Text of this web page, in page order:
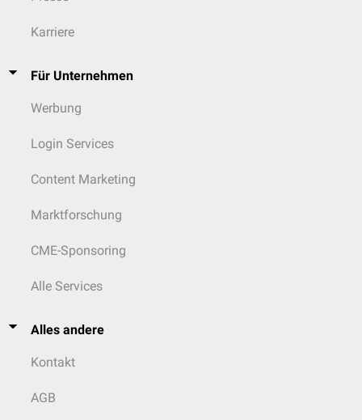
Karriere
Für Unternehmen
Werbung
Login Services
Content Marketing
Marktforschung
CME-Sponsoring
Alle Services
Alles andere
Kontakt
AGB